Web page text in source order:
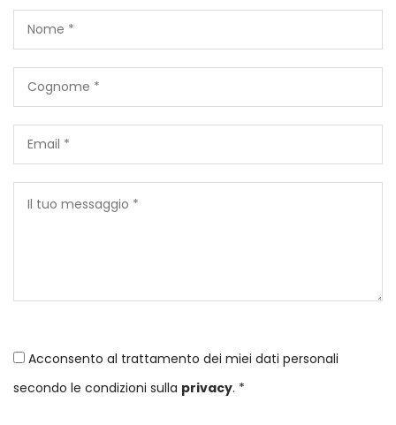
Acconsento al trattamento dei miei dati personali
secondo le condizioni sulla privacy. *